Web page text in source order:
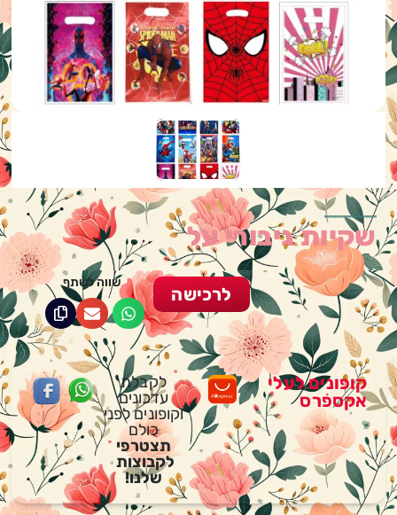
שקיות גיבורי על
שווה לשתף
לרכישה
לקבלת
עדכונים
וקופונים לפני
כולם
תצטרפי
לקבוצות
שלנו!
קופונים לעלי
אקספרס